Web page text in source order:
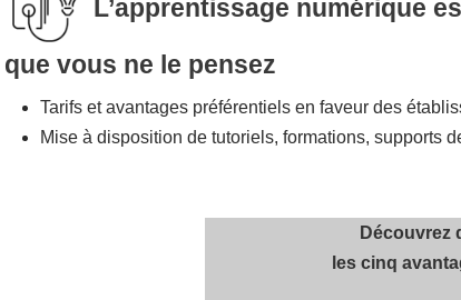
L’apprentissage numérique
que vous ne le pensez
Tarifs et avantages préférentiels en faveur des
Mise à disposition de tutoriels, formations, supports
Découvrez
les cinq